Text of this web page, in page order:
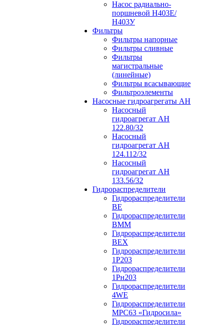
Насос радиально-
поршневой Н403Е/
Н403У
Фильтры
Фильтры напорные
Фильтры сливные
Фильтры
магистральные
(линейные)
Фильтры всасывающие
Фильтроэлементы
Насосные гидроагрегаты АН
Насосный
гидроагрегат АН
122.80/32
Насосный
гидроагрегат АН
124.112/32
Насосный
гидроагрегат АН
133.56/32
Гидрораспределители
Гидрораспределители
ВЕ
Гидрораспределители
ВММ
Гидрораспределители
ВЕХ
Гидрораспределители
1Р203
Гидрораспределители
1Рн203
Гидрораспределители
4WE
Гидрораспределители
МРС63 «Гидросила»
Гидрораспределители